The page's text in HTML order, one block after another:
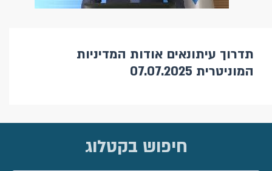
תדרוך עיתונאים אודות המדיניות
המוניטרית 07.07.2025
חיפוש בקטלוג